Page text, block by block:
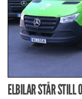
ELBILAR STÅR STILL